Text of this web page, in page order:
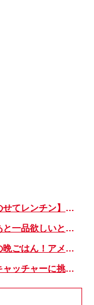
【具材と調味料をのせてレンチン】ケチャップ×バターの王道味！「うどんナポリタン」のできあがり♪
【簡単！時短！】あと一品欲しいときにおすすめの「卵とレタスの炒めもの」のレシピ
子どもが喜ぶ世界の晩ごはん！アメリカのフライドチキン＆フライドポテト
【おうちでドームキャッチャーに挑戦だ】アンパンマン わくわくドームキャッチャー